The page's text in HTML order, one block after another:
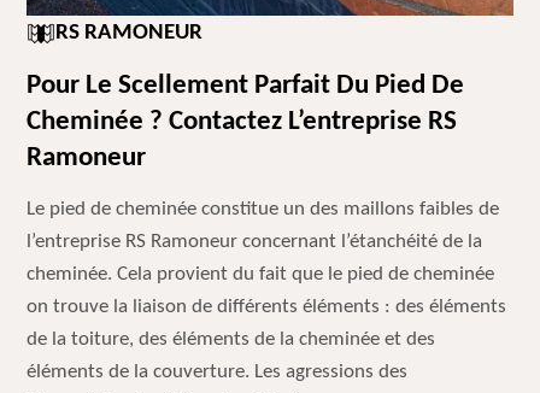
RS RAMONEUR
Pour Le Scellement Parfait Du Pied De
Cheminée ? Contactez L’entreprise RS
Ramoneur
Le pied de cheminée constitue un des maillons faibles de
l’entreprise RS Ramoneur concernant l’étanchéité de la
cheminée. Cela provient du fait que le pied de cheminée
on trouve la liaison de différents éléments : des éléments
de la toiture, des éléments de la cheminée et des
éléments de la couverture. Les agressions des